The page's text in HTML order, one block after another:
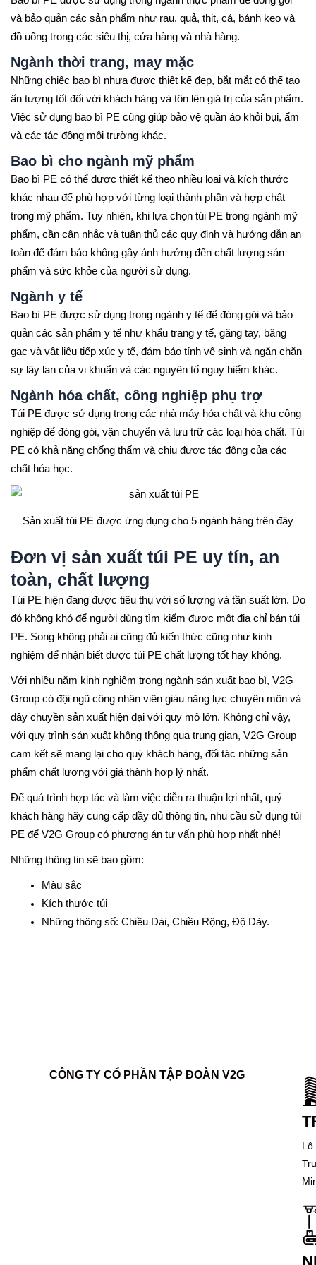
và bảo quản các sản phẩm như rau, quả, thịt, cá, bánh kẹo và
đồ uống trong các siêu thị, cửa hàng và nhà hàng.
Ngành thời trang, may mặc
Những chiếc bao bì nhựa được thiết kế đẹp, bắt mắt có thể tạo
ấn tượng tốt đối với khách hàng và tôn lên giá trị của sản phẩm.
Việc sử dụng bao bì PE cũng giúp bảo vệ quần áo khỏi bụi, ẩm
và các tác động môi trường khác.
Bao bì cho ngành mỹ phẩm
Bao bì PE có thể được thiết kế theo nhiều loại và kích thước
khác nhau để phù hợp với từng loại thành phần và hợp chất
trong mỹ phẩm. Tuy nhiên, khi lựa chọn túi PE trong ngành mỹ
phẩm, cần cân nhắc và tuân thủ các quy định và hướng dẫn an
toàn để đảm bảo không gây ảnh hưởng đến chất lượng sản
phẩm và sức khỏe của người sử dụng.
Ngành y tế
Bao bì PE được sử dụng trong ngành y tế để đóng gói và bảo
quản các sản phẩm y tế như khẩu trang y tế, găng tay, băng
gạc và vật liệu tiếp xúc y tế, đảm bảo tính vệ sinh và ngăn chặn
sự lây lan của vi khuẩn và các nguyên tố nguy hiểm khác.
Ngành hóa chất, công nghiệp phụ trợ
Túi PE được sử dụng trong các nhà máy hóa chất và khu công
nghiệp để đóng gói, vận chuyển và lưu trữ các loại hóa chất. Túi
PE có khả năng chống thấm và chịu được tác động của các
chất hóa học.
Sản xuất túi PE được ứng dụng cho 5 ngành hàng trên đây
Đơn vị sản xuất túi PE uy tín, an
toàn, chất lượng
Túi PE hiện đang được tiêu thụ với số lượng và tần suất lớn. Do
đó không khó để người dùng tìm kiếm được một địa chỉ bán túi
PE. Song không phải ai cũng đủ kiến thức cũng như kinh
nghiệm để nhận biết được túi PE chất lượng tốt hay không.
Với nhiều năm kinh nghiệm trong ngành sản xuất bao bì, V2G
Group có đội ngũ công nhân viên giàu năng lực chuyên môn và
dây chuyền sản xuất hiện đại với quy mô lớn. Không chỉ vậy,
với quy trình sản xuất không thông qua trung gian, V2G Group
cam kết sẽ mang lại cho quý khách hàng, đối tác những sản
phẩm chất lượng với giá thành hợp lý nhất.
Để quá trình hợp tác và làm việc diễn ra thuận lợi nhất, quý
khách hàng hãy cung cấp đầy đủ thông tin, nhu cầu sử dụng túi
PE để V2G Group có phương án tư vấn phù hợp nhất nhé!
Những thông tin sẽ bao gồm:
Màu sắc
Kích thước túi
Những thông số: Chiều Dài, Chiều Rộng, Độ Dày.
CÔNG TY CỔ PHẦN TẬP ĐOÀN V2G
Lô